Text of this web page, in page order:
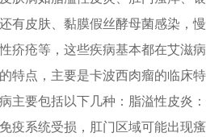
有皮肤、黏膜假丝酵母菌感染，
疥疮等，这些疾病基本都在艾滋
特点，主要是卡波西肉瘤的临床特
主要包括以下几种：脂溢性皮炎
疫系统受损，肛门区域可能出现